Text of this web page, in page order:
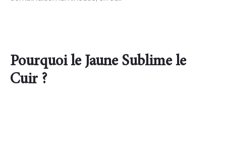
Pourquoi le Jaune Sublime le
Cuir ?